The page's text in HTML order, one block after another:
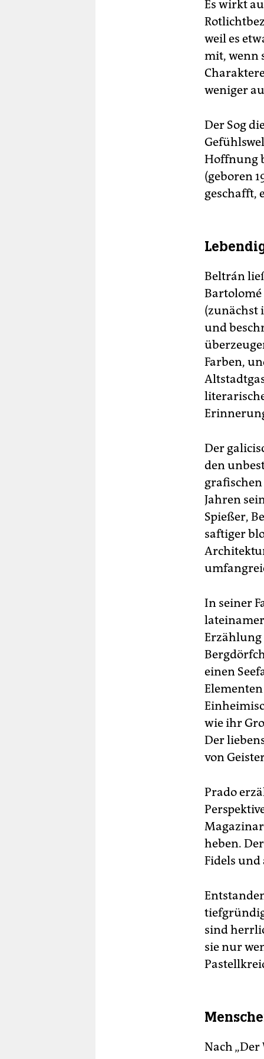
Es wirkt
weil es
mit, wenn
weniger
Der Sog
Hoffnung
(geboren
geschafft,
Beltrán
Bartolomé
(zunächst
und
Farben,
Der
den
grafischen
Jahren
Spießer,
saftiger
In seiner
Erzählung
einen
wie ihr
Der
von
Prado
heben.
Fidels
sind
sie nur
Nach